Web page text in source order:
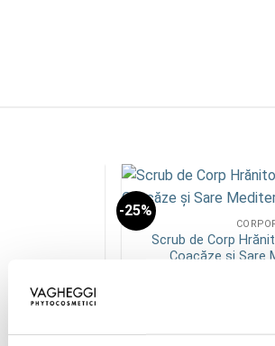
-25%
Scrub de Corp
Coacăze și Sare